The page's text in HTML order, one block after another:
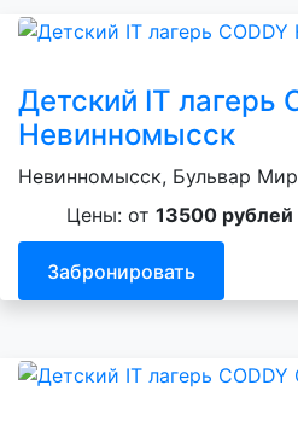
Детский IT лагерь
Невинномысск
Невинномысск, Бульвар
Цены: от 13500 рублей
Забронировать